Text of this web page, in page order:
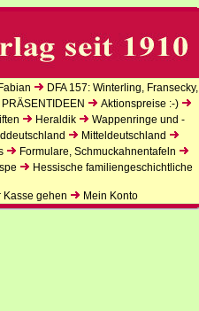
DFA 157: Winterling, Fransecky,
Aktionspreise :-)
Heraldik
Wappenringe und -
Mitteldeutschland
Formulare, Schmuckahnentafeln
Hessische familiengeschichtliche
Kasse gehen Mein Konto